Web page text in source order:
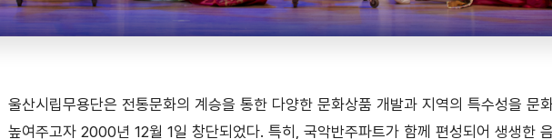
울산시립무용단은 전통문화의 계승을 통한 다양한 문화상품 개발과 지역의 특수성을 문
높여주고자 2000년 12월 1일 창단되었다. 특히, 국악반주파트가 함께 편성되어 생생한